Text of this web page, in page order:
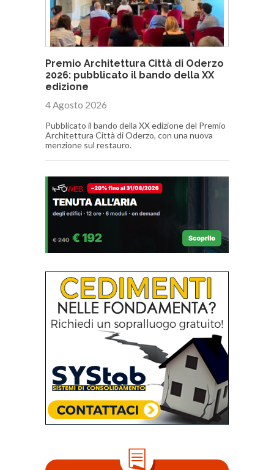
Premio Architettura Città di Oderzo
2026: pubblicato il bando della XX
edizione
4 Agosto 2026
Pubblicato il bando della XX edizione del Premio
Architettura Città di Oderzo, con una nuova
menzione sul restauro.